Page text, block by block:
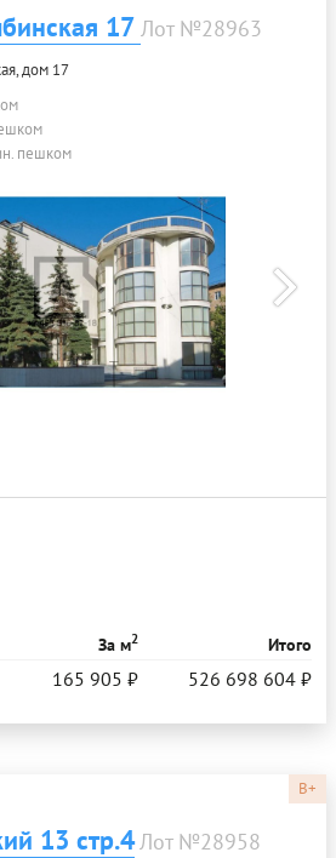
17 Лот №28963
дом 17
пешком
За м2 Итого
165 905 ₽ 526 698 604 ₽
B+
13 стр.4Лот №28958